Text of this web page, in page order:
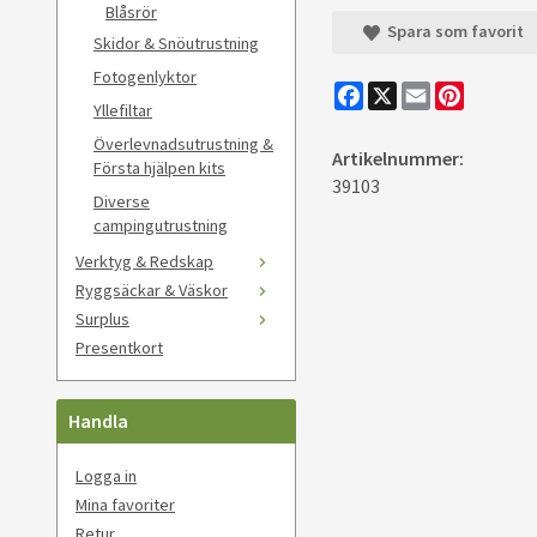
Blåsrör
Skidor & Snöutrustning
Fotogenlyktor
Yllefiltar
Överlevnadsutrustning &
Första hjälpen kits
Diverse
campingutrustning
Verktyg & Redskap
Ryggsäckar & Väskor
Surplus
Presentkort
Handla
Logga in
Mina favoriter
Spara som favorit
Facebook
X Email
Artikelnummer:
39103